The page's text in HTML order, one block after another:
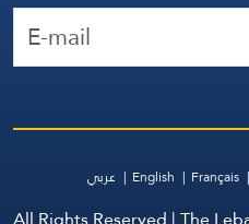
عربي English Français